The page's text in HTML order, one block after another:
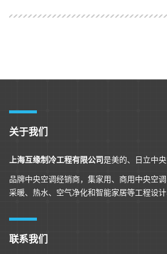
关于我们
上海互缘制冷工程有限公司是美的、日立中
品牌中央空调经销商，集家用、商用中央空
采暖、热水、空气净化和智能家居等工程设
联系我们